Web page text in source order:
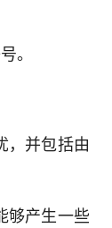
。
，并包括由
够产生一些